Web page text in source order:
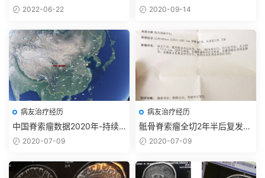
坛经鼻手术【张亚卓】+日本筑
2022-06-22
持续更新2024-10-29
2020-09-14
病友治疗经历
中国脊索瘤数据2020年-持续
更新2020-07-09
病友治疗经历
骶骨脊索瘤全切2年半后复发-e
son2020-07-09